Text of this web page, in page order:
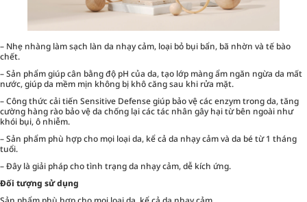
– Nhẹ nhàng làm sạch làn da nhạy cảm, loại bỏ bụi bẩn, bã nhờn và tế bào
chết.
– Sản phẩm giúp cân bằng độ pH của da, tạo lớp màng ẩm ngăn ngừa da mất
nước, giúp da mềm mịn không bị khô căng sau khi rửa mặt.
– Công thức cải tiến Sensitive Defense giúp bảo vệ các enzym trong da, tăng
cường hàng rào bảo vệ da chống lại các tác nhân gây hại từ bên ngoài như
khói bụi, ô nhiễm.
– Sản phẩm phù hợp cho mọi loại da, kể cả da nhạy cảm và da bé từ 1 tháng
tuổi.
– Đây là giải pháp cho tình trạng da nhạy cảm, dễ kích ứng.
Đối tượng sử dụng